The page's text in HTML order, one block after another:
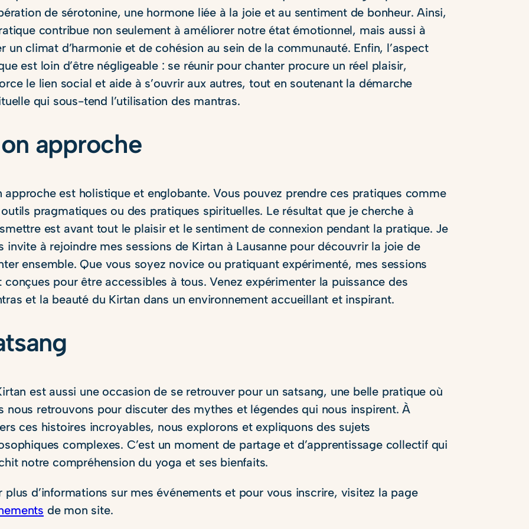
de sérotonine, une hormone liée à la joie et au sentiment de bonheur. Ainsi,
contribue non seulement à améliorer notre état émotionnel, mais aussi à
un climat d’harmonie et de cohésion au sein de la communauté. Enfin, l’aspect
est loin d’être négligeable : se réunir pour chanter procure un réel plaisir,
le lien social et aide à s’ouvrir aux autres, tout en soutenant la démarche
qui sous-tend l’utilisation des mantras.
approche
approche est holistique et englobante. Vous pouvez prendre ces pratiques comme
pragmatiques ou des pratiques spirituelles. Le résultat que je cherche à
est avant tout le plaisir et le sentiment de connexion pendant la pratique. Je
invite à rejoindre mes sessions de Kirtan à Lausanne pour découvrir la joie de
ensemble. Que vous soyez novice ou pratiquant expérimenté, mes sessions
conçues pour être accessibles à tous. Venez expérimenter la puissance des
et la beauté du Kirtan dans un environnement accueillant et inspirant.
est aussi une occasion de se retrouver pour un satsang, une belle pratique où
nous retrouvons pour discuter des mythes et légendes qui nous inspirent. À
ces histoires incroyables, nous explorons et expliquons des sujets
complexes. C’est un moment de partage et d’apprentissage collectif qui
notre compréhension du yoga et ses bienfaits.
plus d’informations sur mes événements et pour vous inscrire, visitez la page
de mon site.